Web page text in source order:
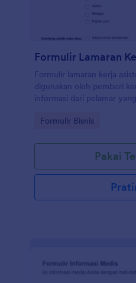
Formulir lamaran kerja
digunakan oleh pemberi
informasi dari pelamar
Go to Category:
Formulir Bisnis
Pakai